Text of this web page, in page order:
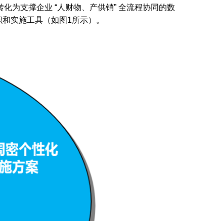
为支撑企业 “人财物、产供销” 全流程协同的数
实施工具（如图1所示）。